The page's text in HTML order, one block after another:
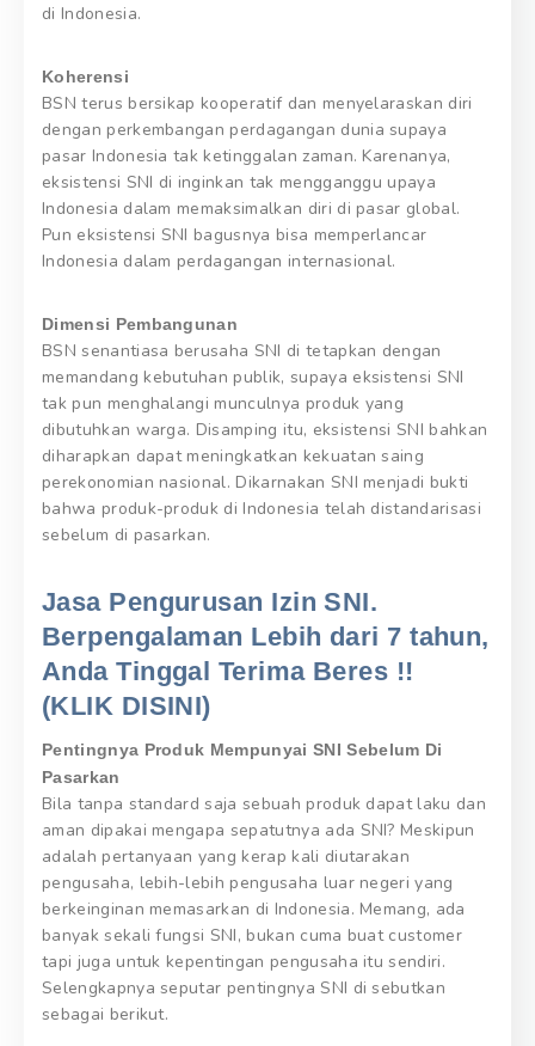
di Indonesia.
Koherensi
BSN terus bersikap kooperatif dan menyelaraskan diri
dengan perkembangan perdagangan dunia supaya
pasar Indonesia tak ketinggalan zaman. Karenanya,
eksistensi SNI di inginkan tak mengganggu upaya
Indonesia dalam memaksimalkan diri di pasar global.
Pun eksistensi SNI bagusnya bisa memperlancar
Indonesia dalam perdagangan internasional.
Dimensi Pembangunan
BSN senantiasa berusaha SNI di tetapkan dengan
memandang kebutuhan publik, supaya eksistensi SNI
tak pun menghalangi munculnya produk yang
dibutuhkan warga. Disamping itu, eksistensi SNI bahkan
diharapkan dapat meningkatkan kekuatan saing
perekonomian nasional. Dikarnakan SNI menjadi bukti
bahwa produk-produk di Indonesia telah distandarisasi
sebelum di pasarkan.
Jasa Pengurusan Izin SNI.
Berpengalaman Lebih dari 7 tahun,
Anda Tinggal Terima Beres !!
(KLIK DISINI)
Pentingnya Produk Mempunyai SNI Sebelum Di
Pasarkan
Bila tanpa standard saja sebuah produk dapat laku dan
aman dipakai mengapa sepatutnya ada SNI? Meskipun
adalah pertanyaan yang kerap kali diutarakan
pengusaha, lebih-lebih pengusaha luar negeri yang
berkeinginan memasarkan di Indonesia. Memang, ada
banyak sekali fungsi SNI, bukan cuma buat customer
tapi juga untuk kepentingan pengusaha itu sendiri.
Selengkapnya seputar pentingnya SNI di sebutkan
sebagai berikut.